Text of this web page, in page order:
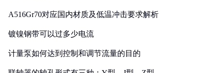
A516Gr70对应国内材质及低温冲击要求解析
镀镍钢带可以过多少电流
计量泵如何达到控制和调节流量的目的